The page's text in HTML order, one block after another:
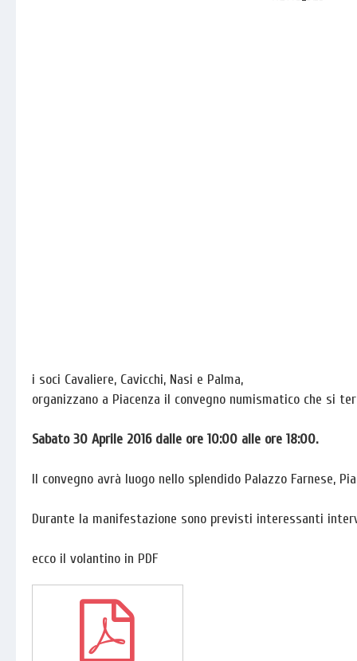
i soci Cavaliere, Cavicchi, Nasi e Palma,
organizzano a Piacenza il convegno numismatico che si
Sabato 30 Aprile 2016 dalle ore 10:00 alle ore 18:00.
Il convegno avrà luogo nello splendido Palazzo Farnese,
Durante la manifestazione sono previsti interessanti
ecco il volantino in PDF